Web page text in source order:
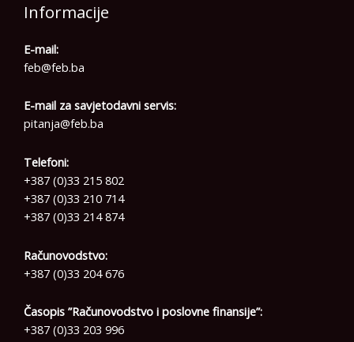
Informacije
E-mail:
feb@feb.ba
E-mail za savjetodavni servis:
pitanja@feb.ba
Telefoni:
+387 (0)33 215 802
+387 (0)33 210 714
+387 (0)33 214 874
Računovodstvo:
+387 (0)33 204 676
Časopis ”Računovodstvo i poslovne finansije”:
+387 (0)33 203 996